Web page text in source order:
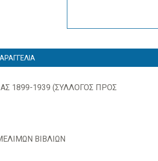
1899-1939 (ΣΥΛΛΟΓΟΣ ΠΡΟΣ
ΒΙΒΛΙΩΝ